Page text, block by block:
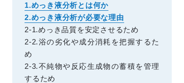
1.めっき液分析とは何か
2.めっき液分析が必要な理由
2-1.めっき品質を安定させるため
2-2.浴の劣化や成分消耗を把握するた
め
2-3.不純物や反応生成物の蓄積を管理
するため